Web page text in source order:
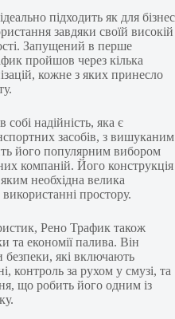
підходить як для бізнес
завдяки своїй високій
Запущений в перше
пройшов через кілька
кожне з яких принесло
собі надійність, яка є
засобів, з вишуканим
його популярним вибором
компаній. Його конструкція
необхідна велика
простору.
Рено Трафик також
та економії палива. Він
які включають
контроль за рухом у смузі, та
що робить його одним із